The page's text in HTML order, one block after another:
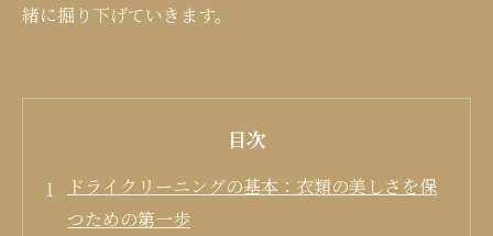
緒に掘り下げていきます。
目次
ドライクリーニングの基本：衣類の美しさを保
つための第一歩